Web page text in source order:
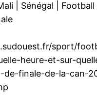
Sénégal
sport/
heure-et-sur-
de-finale-de-la-can-